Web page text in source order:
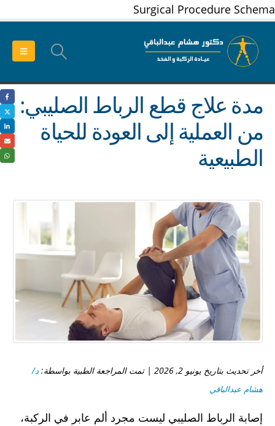
Surgical Procedure Schema
مدة علاج قطع الرباط الصليبي:
من العملية إلى العودة للحياة
الطبيعية
أخر تحديث بتاريخ يونيو 2, 2026 | تمت المراجعة الطبية بواسطة:
د/
هشام عبدالباقي
إصابة الرباط الصليبي ليست مجرد ألم عابر في الركبة،